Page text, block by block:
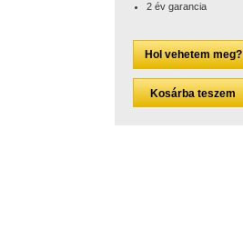
2 év garancia
Hol vehetem meg?
Kosárba teszem